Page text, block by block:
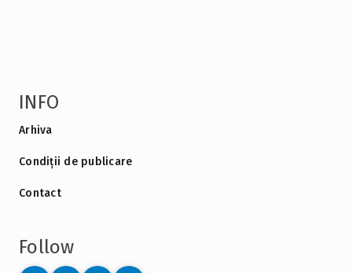
INFO
Arhiva
Condiții de publicare
Contact
Follow